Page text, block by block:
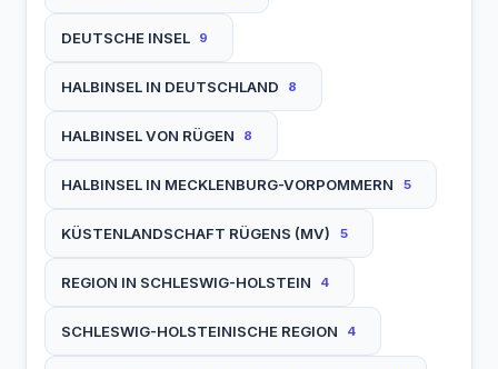
DEUTSCHE INSEL 9
HALBINSEL IN DEUTSCHLAND 8
HALBINSEL VON RÜGEN 8
HALBINSEL IN MECKLENBURG-VORPOMMERN 5
KÜSTENLANDSCHAFT RÜGENS (MV) 5
REGION IN SCHLESWIG-HOLSTEIN 4
SCHLESWIG-HOLSTEINISCHE REGION 4